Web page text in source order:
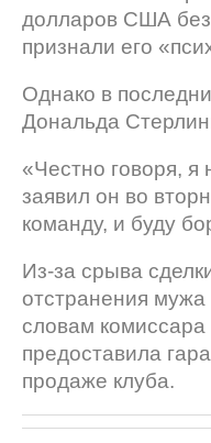
долларов США без
признали его
Однако в
Дональда
«Честно говоря,
заявил он во
команду, и буду
Из-за срыва
отстранения
словам
предоставила
продаже клуба.